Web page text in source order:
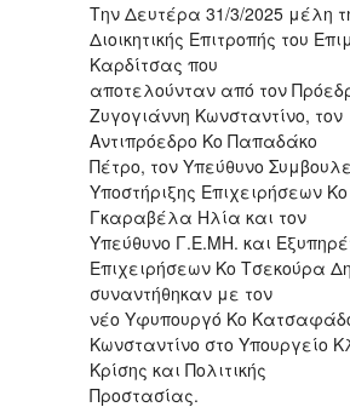
Την Δευτέρα 31/3/2025 μέλη
Διοικητικής Επιτροπής του
Καρδίτσας που
αποτελούνταν από τον
Ζυγογιάννη Κωνσταντίνο, τον
Αντιπρόεδρο Κο Παπαδάκο
Πέτρο, τον Υπεύθυνο
Υποστήριξης Επιχειρήσεων Κο
Γκαραβέλα Ηλία και τον
Υπεύθυνο Γ.Ε.ΜΗ. και
Επιχειρήσεων Κο Τσεκούρα
συναντήθηκαν με τον
νέο Υφυπουργό Κο
Κωνσταντίνο στο Υπουργείο
Κρίσης και Πολιτικής
Προστασίας.